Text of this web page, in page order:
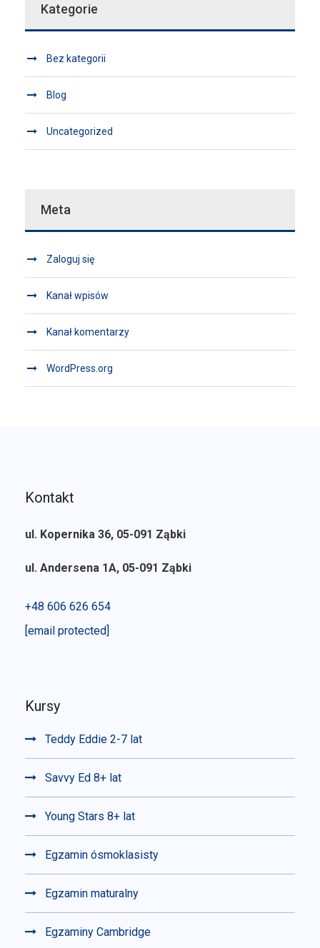
Kategorie
Bez kategorii
Blog
Uncategorized
Meta
Zaloguj się
Kanał wpisów
Kanał komentarzy
WordPress.org
Kontakt
ul. Kopernika 36, 05-091 Ząbki
ul. Andersena 1A, 05-091 Ząbki
+48 606 626 654
[email protected]
Kursy
Teddy Eddie 2-7 lat
Savvy Ed 8+ lat
Young Stars 8+ lat
Egzamin ósmoklasisty
Egzamin maturalny
Egzaminy Cambridge